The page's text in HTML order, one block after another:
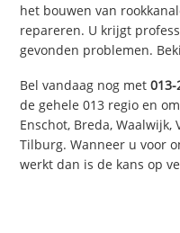
het bouwen van
repareren. U krijgt
gevonden problemen.
Bel vandaag nog met013-
de gehele 013 regio en
Enschot, Breda,
Tilburg. Wanneer u voor
werkt dan is de kans op